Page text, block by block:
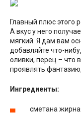
Главный плюс этого
А вкус у него
мягкий. Я дам вам
добавляйте что-
оливки, перец – что
проявлять фантазию,
Ингредиенты:
сметана